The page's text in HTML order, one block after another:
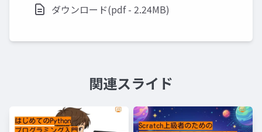
ダウンロード(pdf - 2.24MB)
関連スライド